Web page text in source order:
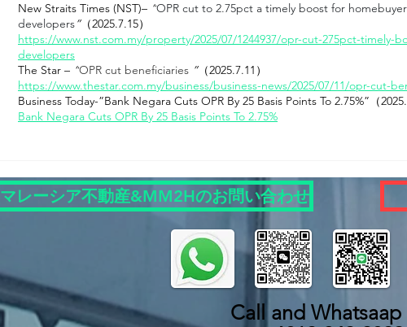
New Straits Times (NST)– “OPR cut to 2.75pct a timely boost for
developers”（2025.7.15）
https://www.nst.com.my/property/2025/07/1244937/opr-cut-275pct-timely-
developers
The Star – “OPR cut beneficiaries ”（2025.7.11）
https://www.thestar.com.my/business/business-news/2025/07/11/opr-cut-
Business Today-”Bank Negara Cuts OPR By 25 Basis Points To 2.75%” （
Bank Negara Cuts OPR By 25 Basis Points To 2.75%
マレーシア不動産&MM2Hのお問い合わせ
Call and Whatsaap